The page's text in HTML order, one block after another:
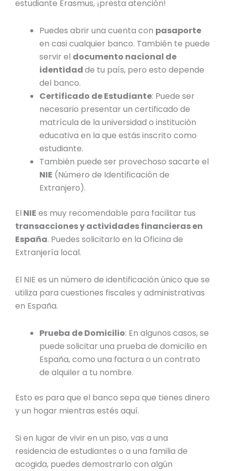
estudiante Erasmus, ¡presta atención!
Puedesabrir una cuenta con pasaporte
en casi cualquier banco. También te puede
servir el documento nacional de
identidadde tu país, pero esto depende
del banco.
Certificado de Estudiante: Puede ser
necesario presentar un certificado de
matrícula de la universidad o institución
educativa en la que estás inscrito como
estudiante.
También puede ser provechoso sacarte el
NIE (Número de Identificación de
Extranjero).
El NIE es muy recomendable para facilitar tus
transacciones y actividades financieras en
España. Puedes solicitarlo en la Oficina de
Extranjería local.
El NIE es un número de identificación único que se
utiliza para cuestiones fiscales y administrativas
en España.
Prueba de Domicilio: En algunos casos, se
puede solicitar una prueba de domicilio en
España, como una factura o un contrato
de alquiler a tu nombre.
Esto es para que el banco sepa que tienes dinero
y un hogar mientras estés aquí.
Si en lugar de vivir en un piso, vas a una
residencia de estudiantes o a una familia de
acogida, puedes demostrarlo con algún